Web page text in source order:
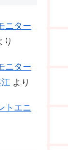
ニター
り
ニター
より
トエニ